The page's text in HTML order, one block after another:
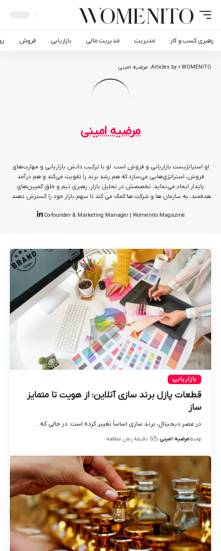
رهبری کسب و کار مدیریت مدیریت مالی بازاریابی فروش
WOMENITO
> Articles by: مرضیه امینی
مرضیه امینی
او استراتژیست بازاریابی و فروش است. او با ترکیب دانش بازاریابی و مهارت‌های
فروش، استراتژی‌هایی می‌سازد که هم رشد برند را تقویت می‌کند و هم درآمد
پایدار ایجاد می‌نماید. تخصصش در تحلیل بازار، رهبری تیم و خلق کمپین‌های
هدفمند، به سازمان ها و شرکت ها کمک می کند تا سهم بازار خود را گسترش دهند.
Co-founder & Marketing Manager | Womenito Magazine
بازاریابی
قطعات پازل برند سازی آنلاین: از هویت تا متمایز
ساز
در عصر دیجیتال، برند سازی اساساً تغییر کرده است. در حالی که…
توسطمرضیه امینی 5 دقیقه زمان مطالعه